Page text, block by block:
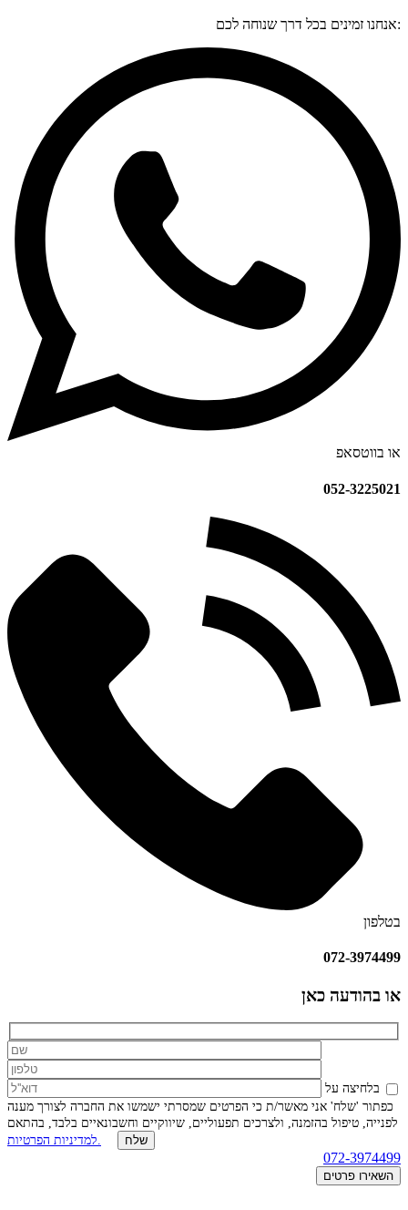
:אנחנו זמינים בכל דרך שנוחה לכם
או בווטסאפ
052-3225021
בטלפון
072-3974499
או בהודעה כאן
בלחיצה על
כפתור 'שלח' אני מאשר/ת כי הפרטים שמסרתי ישמשו את החברה לצורך מענה
לפנייה, טיפול בהזמנה, ולצרכים תפעוליים, שיווקיים וחשבונאיים בלבד, בהתאם
072-3974499
השאירו פרטים